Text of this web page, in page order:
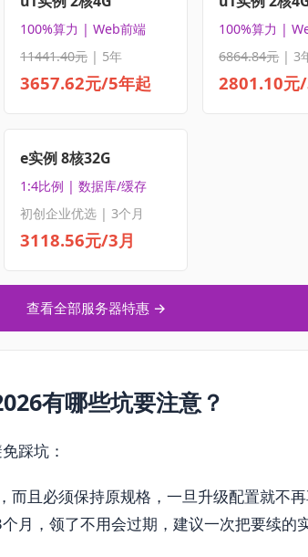
100%算力 | Web前端
11441.40元 | 5年
3657.62元/5年起
100%算力 |
6864.84元| 3
2801.10元
e实例 8核32G
1:4比例 | 数据库/缓存
初创企业优选 | 3个月
3118.56元/3月
查看全部服务器特惠 →
有哪些坑要注意？
踩坑：
，而且必须保持原规格，一旦升级配置就不再
个月，领了不用会过期，建议一次把要续的